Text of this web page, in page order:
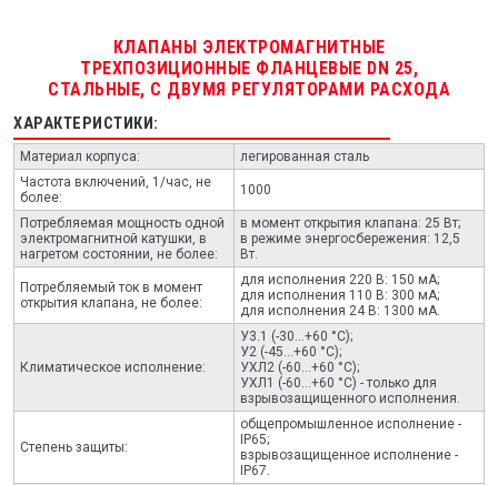
КЛАПАНЫ ЭЛЕКТРОМАГНИТНЫЕ
ТРЕХПОЗИЦИОННЫЕ ФЛАНЦЕВЫЕ DN 25,
СТАЛЬНЫЕ, С ДВУМЯ РЕГУЛЯТОРАМИ РАСХОДА
ХАРАКТЕРИСТИКИ:
Материал корпуса:
легированная сталь
Частота включений, 1/час, не
более:
1000
Потребляемая мощность одной
электромагнитной катушки, в
нагретом состоянии, не более:
в момент открытия клапана: 25 Вт;
в режиме энергосбережения: 12,5
Вт.
Потребляемый ток в момент
открытия клапана, не более:
для исполнения 220 В: 150 мА;
для исполнения 110 В: 300 мА;
для исполнения 24 В: 1300 мА.
Климатическое исполнение:
У3.1 (-30...+60 °С);
У2 (-45...+60 °С);
УХЛ2 (-60...+60 °С);
УХЛ1 (-60...+60 °С) - только для
взрывозащищенного исполнения.
Степень защиты:
общепромышленное исполнение -
IP65;
взрывозащищенное исполнение -
IP67.